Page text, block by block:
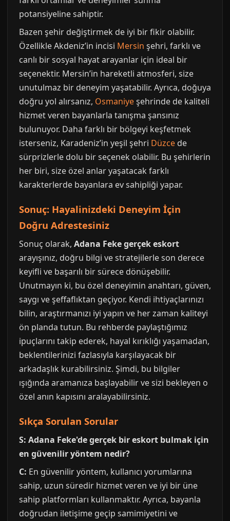
potansiyeline sahiptir.
Bazen şehir değiştirmek de iyi bir fikir olabilir.
Özellikle Akdeniz’in incisi Mersin şehri, farklı ve
canlı bir sosyal hayat arayanlar için ideal bir
seçenektir. Mersin’in hareketli atmosferi, size
unutulmaz bir deneyim yaşatabilir. Ayrıca, doğuya
doğru yol alırsanız, Osmaniyeşehrinde de kaliteli
hizmet veren bayanlarla tanışma şansınız
bulunuyor. Daha farklı bir bölgeyi keşfetmek
isterseniz, Karadeniz’in yeşil şehri Düzce de
sürprizlerle dolu bir seçenek olabilir. Bu şehirlerin
her biri, size özel anlar yaşatacak farklı
karakterlerde bayanlara ev sahipliği yapar.
Sonuç: Hayalinizdeki Deneyim İçin
Doğru Adrestesiniz
Sonuç olarak, Adana Feke gerçek eskort
arayışınız, doğru bilgi ve stratejilerle son derece
keyifli ve başarılı bir sürece dönüşebilir.
Unutmayın ki, bu özel deneyimin anahtarı, güven,
saygı ve şeffaflıktan geçiyor. Kendi ihtiyaçlarınızı
bilin, araştırmanızı iyi yapın ve her zaman kaliteyi
ön planda tutun. Bu rehberde paylaştığımız
ipuçlarını takip ederek, hayal kırıklığı yaşamadan,
beklentilerinizi fazlasıyla karşılayacak bir
arkadaşlık kurabilirsiniz. Şimdi, bu bilgiler
ışığında aramanıza başlayabilir ve sizi bekleyen o
özel anın kapısını aralayabilirsiniz.
Sıkça Sorulan Sorular
S: Adana Feke'de gerçek bir eskort bulmak için
en güvenilir yöntem nedir?
C: En güvenilir yöntem, kullanıcı yorumlarına
sahip, uzun süredir hizmet veren ve iyi bir üne
sahip platformları kullanmaktır. Ayrıca, bayanla
doğrudan iletişime geçip samimiyetini ve